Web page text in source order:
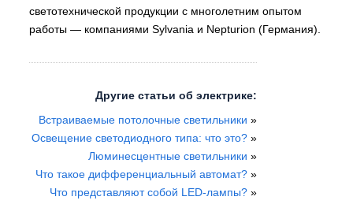
светотехнической продукции с многолетним опытом
работы ­­­— компаниями Sylvania и Nepturion (Германия).
Другие статьи об электрике:
Встраиваемые потолочные светильники »
Освещение светодиодного типа: что это?»
Люминесцентные светильники »
Что такое дифференциальный автомат?»
Что представляют собой LED-лампы?»